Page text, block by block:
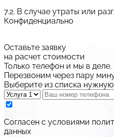
7.2. В случае утраты или
Конфиденциально
Оставьте заявку
на расчет стоимости
Только телефон и мы в деле.
Перезвоним через пару
Выберите из списка нужную
Cогласен с условиями
данных